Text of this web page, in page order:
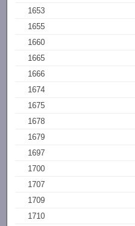
1653
1655
1660
1665
1666
1674
1675
1678
1679
1697
1700
1707
1709
1710